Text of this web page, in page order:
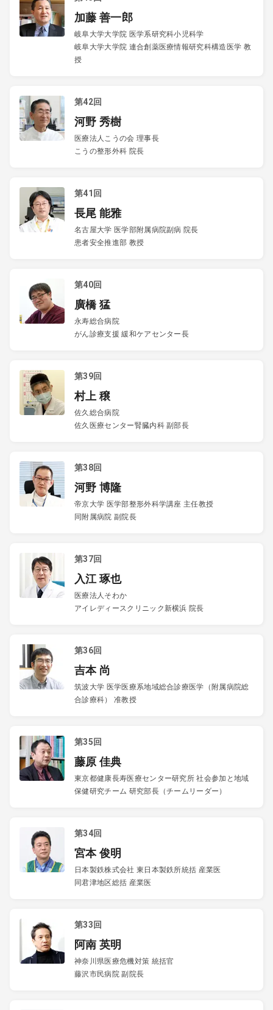
加藤 善一郎
岐阜大学大学院 医学系研究科小児科学
岐阜大学大学院 連合創薬医療情報研究科構造医学 教
授
第42回
河野 秀樹
医療法人こうの会 理事長
こうの整形外科 院長
第41回
長尾 能雅
名古屋大学 医学部附属病院副病 院長
患者安全推進部 教授
第40回
廣橋 猛
永寿総合病院
がん診療支援 緩和ケアセンター長
第39回
村上 穣
佐久総合病院
佐久医療センター腎臓内科 副部長
第38回
河野 博隆
帝京大学 医学部整形外科学講座 主任教授
同附属病院 副院長
第37回
入江 琢也
医療法人そわか
アイレディースクリニック新横浜 院長
第36回
吉本 尚
筑波大学 医学医療系地域総合診療医学（附属病院総
合診療科） 准教授
第35回
藤原 佳典
東京都健康長寿医療センター研究所 社会参加と地域
保健研究チーム 研究部長（チームリーダー）
第34回
宮本 俊明
日本製鉄株式会社 東日本製鉄所統括 産業医
同君津地区総括 産業医
第33回
阿南 英明
神奈川県医療危機対策 統括官
藤沢市民病院 副院長